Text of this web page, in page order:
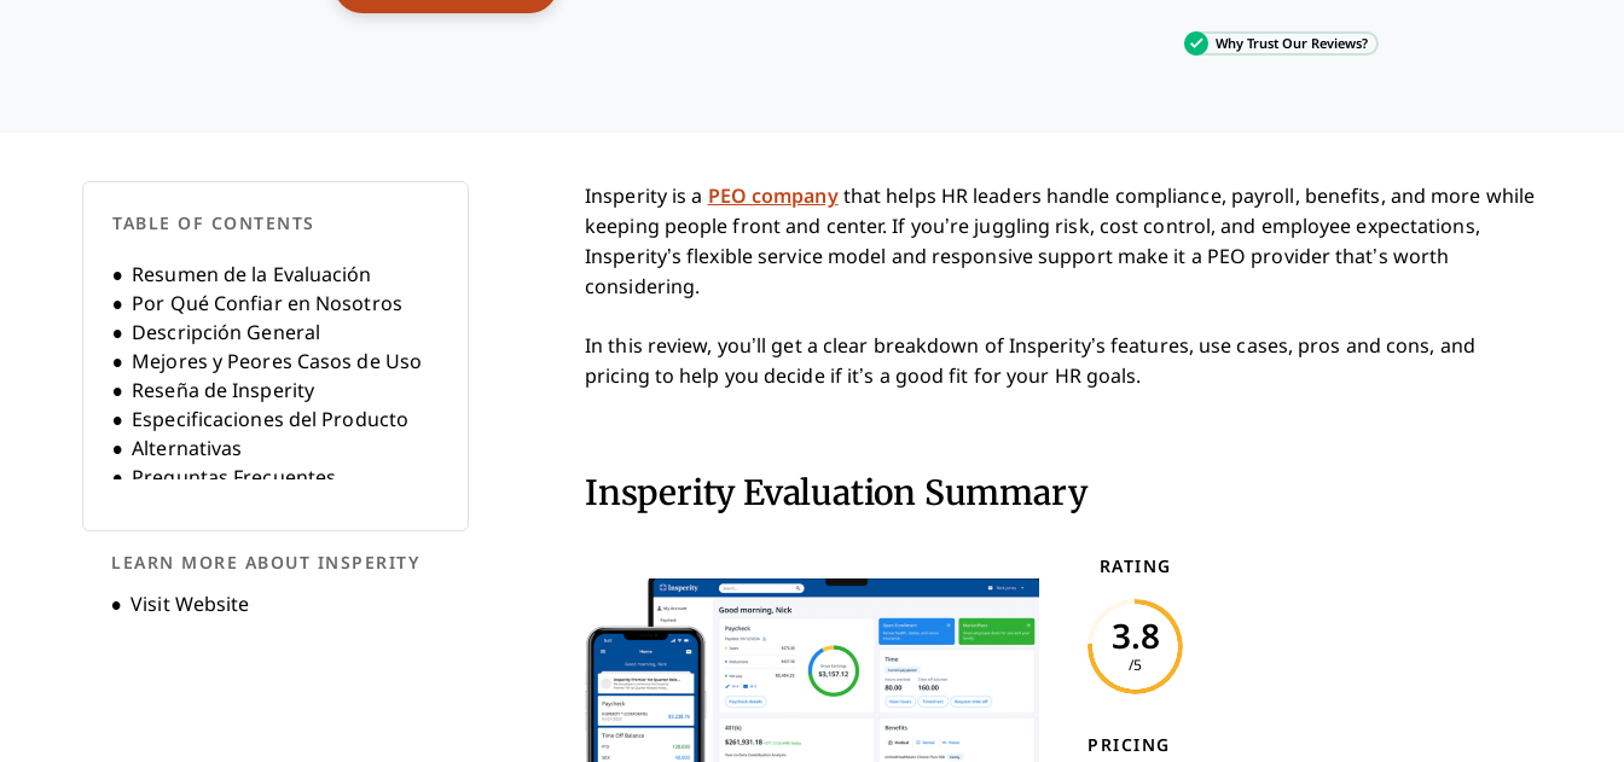
Why Trust Our Reviews?
TABLE OF CONTENTS
Resumen de la Evaluación
Por Qué Confiar en Nosotros
Descripción General
Mejores y Peores Casos de Uso
Reseña de Insperity
Especificaciones del Producto
Alternativas
Preguntas Frecuentes
LEARN MORE ABOUT INSPERITY
Visit Website
Opens new window
Insperity is a PEO companythat helps HR leaders handle compliance, payroll, benefits, and more while
keeping people front and center. If you’re juggling risk, cost control, and employee expectations,
Insperity’s flexible service model and responsive support make it a PEO provider that’s worth
considering.
In this review, you’ll get a clear breakdown of Insperity’s features, use cases, pros and cons, and
pricing to help you decide if it’s a good fit for your HR goals.
Insperity Evaluation Summary
RATING
3.8
/5
PRICING